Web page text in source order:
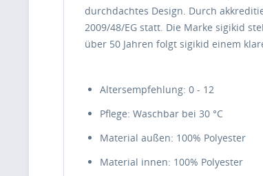
durchdachtes Design. Durch
2009/48/EG statt. Die Marke sigikid
über 50 Jahren folgt sigikid einem
Altersempfehlung: 0 - 12
Pflege: Waschbar bei 30 °C
Material außen: 100% Polyester
Material innen: 100% Polyester